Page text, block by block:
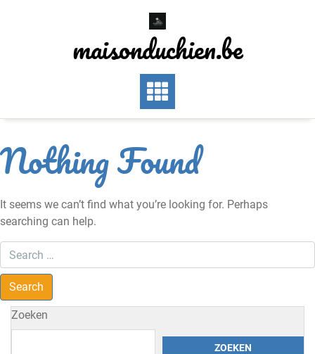
maisonduchien.be
Nothing Found
It seems we can’t find what you’re looking for. Perhaps
searching can help.
Zoeken
ZOEKEN